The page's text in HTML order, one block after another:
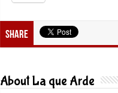
Share
About La que Arde